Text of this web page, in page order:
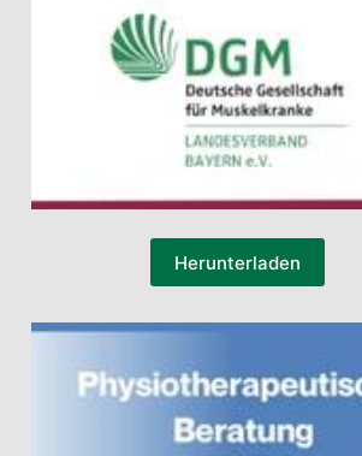
Herunterladen